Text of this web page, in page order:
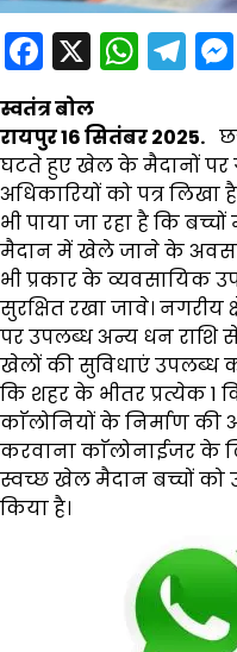
Facebook
X
स्वतंत्र बोल
रायपुर 16 सितंबर 2025.
घटते हुए खेल के मैदानों पर
अधिकारियों को पत्र
भी पाया जा रहा है कि
मैदान में खेले जाने के अवसर
भी प्रकार के व्यवसायिक
सुरक्षित रखा जावे।
पर उपलब्ध अन्य धन
खेलों की सुविधाएं उपलब्ध
कि शहर के भीतर प्रत्येक 1
काॅलोनियों के निर्माण
करवाना काॅलोनाईजर के
स्वच्छ खेल मैदान बच्चों को
किया है।